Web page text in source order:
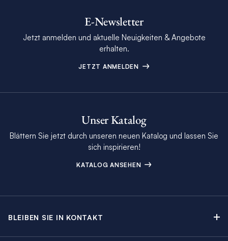
E-Newsletter
Jetzt anmelden und aktuelle Neuigkeiten & Angebote
erhalten.
JETZT ANMELDEN
Unser Katalog
Blättern Sie jetzt durch unseren neuen Katalog und lassen Sie
sich inspirieren!
KATALOG ANSEHEN
BLEIBEN SIE IN KONTAKT